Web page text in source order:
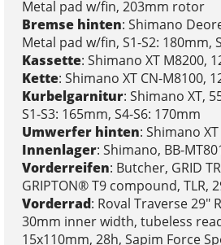
Metal pad w/fin, 203mm rotor
Bremse hinten: Shimano
Metal pad w/fin, S1-S2: 180mm,
Kassette: Shimano XT M8200,
Kette: Shimano XT CN-M8100,
Kurbelgarnitur: Shimano XT,
S1-S3: 165mm, S4-S6: 170mm
Umwerfer hinten: Shimano
Innenlager: Shimano, BB-
Vorderreifen: Butcher, GRID
GRIPTON® T9 compound, TLR,
Vorderrad: Roval Traverse 29"
30mm inner width, tubeless
15x110mm, 28h, Sapim Force